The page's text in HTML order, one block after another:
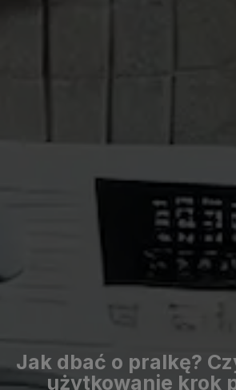
Jak dbać o pralkę?
użytkowanie krok